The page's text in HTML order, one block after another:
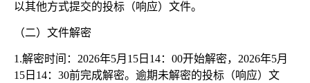
以其他方式提交的投标（响应）文件。
（二）文件解密
1.解密时间：2026年5月15日14：00开始解密，2026年5月
15日14：30前完成解密。逾期未解密的投标（响应）文